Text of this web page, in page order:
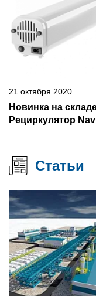
21 октября 2020
Новинка на
Рециркулятор
Статьи